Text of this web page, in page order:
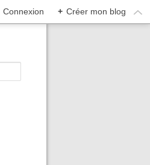
Connexion + Créer mon blog